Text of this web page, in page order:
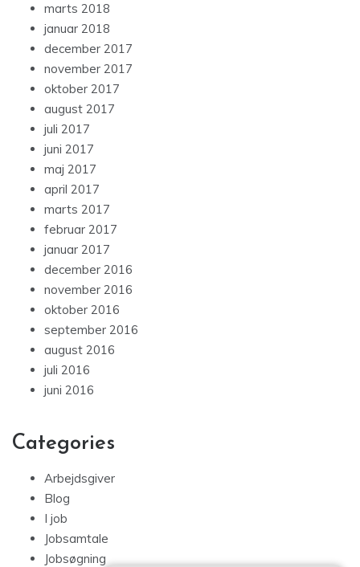
marts 2018
januar 2018
december 2017
november 2017
oktober 2017
august 2017
juli 2017
juni 2017
maj 2017
april 2017
marts 2017
februar 2017
januar 2017
december 2016
november 2016
oktober 2016
september 2016
august 2016
juli 2016
juni 2016
Categories
Arbejdsgiver
Blog
I job
Jobsamtale
Jobsøgning